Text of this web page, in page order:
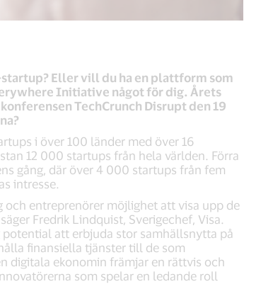
Eller vill du ha en plattform som
Initiative något för dig. Årets
TechCrunch Disrupt den 19
i över 100 länder med över 16
12 000 startups från hela världen. Förra
gång, där över 4 000 startups från fem
intresse.
entreprenörer möjlighet att visa upp de
Fredrik Lindquist, Sverigechef, Visa.
att erbjuda stor samhällsnytta på
finansiella tjänster till de som
digitala ekonomin främjar en rättvis och
som spelar en ledande roll